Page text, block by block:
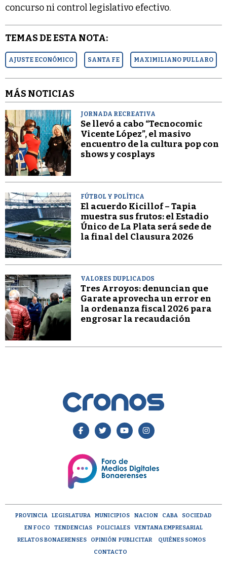
concurso ni control legislativo efectivo.
TEMAS DE ESTA NOTA:
AJUSTE ECONÓMICO SANTA FE MAXIMILIANO PULLARO
MÁS NOTICIAS
JORNADA RECREATIVA
Se llevó a cabo “Tecnocomic
Vicente López”, el masivo
encuentro de la cultura pop con
shows y cosplays
FÚTBOL Y POLÍTICA
El acuerdo Kicillof – Tapia
muestra sus frutos: el Estadio
Único de La Plata será sede de
la final del Clausura 2026
VALORES DUPLICADOS
Tres Arroyos: denuncian que
Garate aprovecha un error en
la ordenanza fiscal 2026 para
engrosar la recaudación
PROVINCIA LEGISLATURA MUNICIPIOS NACION CABA
SOCIEDAD
EN FOCO
TENDENCIAS POLICIALES
VENTANA EMPRESARIAL
RELATOS BONAERENSES
OPINIÓN PUBLICITAR
QUIÉNES SOMOS
CONTACTO